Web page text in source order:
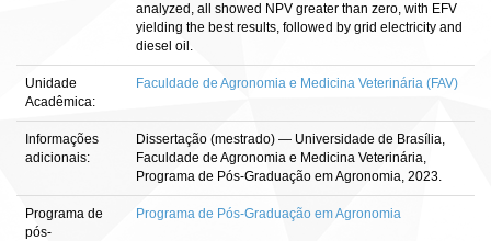
analyzed, all showed NPV greater than zero, with EFV
yielding the best results, followed by grid electricity and
diesel oil.
Unidade
Acadêmica:
Faculdade de Agronomia e Medicina Veterinária (FAV)
Informações
adicionais:
Dissertação (mestrado) — Universidade de Brasília,
Faculdade de Agronomia e Medicina Veterinária,
Programa de Pós-Graduação em Agronomia, 2023.
Programa de
pós-
Programa de Pós-Graduação em Agronomia